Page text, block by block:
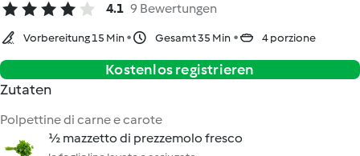
4.1 9 Bewertungen
Vorbereitung 15 Min Gesamt 35 Min 4 porzione
Kostenlos registrieren
Zutaten
Polpettine di carne e carote
½ mazzetto di prezzemolo fresco